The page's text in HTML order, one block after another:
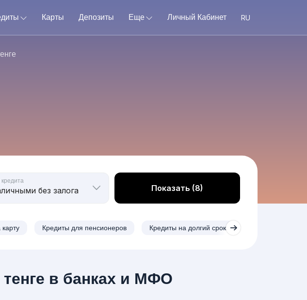
Карты Депозиты Еще Личный Кабинет
кредита
Показать (8)
Кредиты для пенсионеров Кредиты на долгий срок
в банках и МФО